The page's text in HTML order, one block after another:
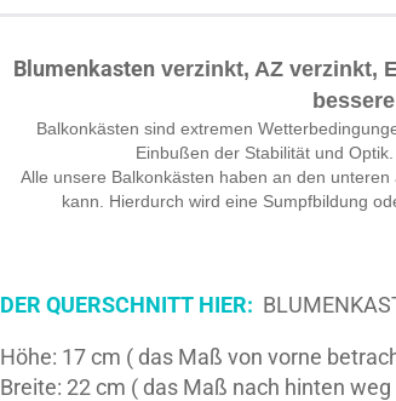
Blumenkasten verzinkt, AZ verzinkt,
Balkonkästen sind extremen
Einbußen der Stabilität und
Alle unsere Balkonkästen haben an den
kann. Hierdurch wird eine Sumpfbildung
DER QUERSCHNITT HIER:
Höhe: 17 cm ( das Maß von vorne
Breite: 22 cm ( das Maß nach hinten weg